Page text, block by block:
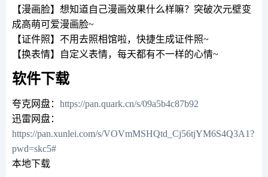
【漫画脸】想知道自己漫画效果什么样嘛？突破次元壁变
成高萌可爱漫画脸~
【证件照】不用去照相馆啦，快捷生成证件照~
【换表情】自定义表情，每天都有不一样的心情~
软件下载
夸克网盘： https://pan.quark.cn/s/09a5b4c87b92
迅雷网盘：
https://pan.xunlei.com/s/VOVmMSHQtd_Cj56tjYM6S4Q3A1?
pwd=skc5#
本地下载